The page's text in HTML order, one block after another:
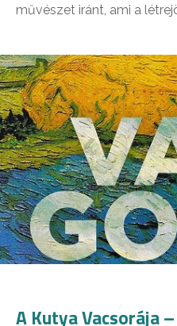
művészet iránt, ami a
A Kutya Vacsorája